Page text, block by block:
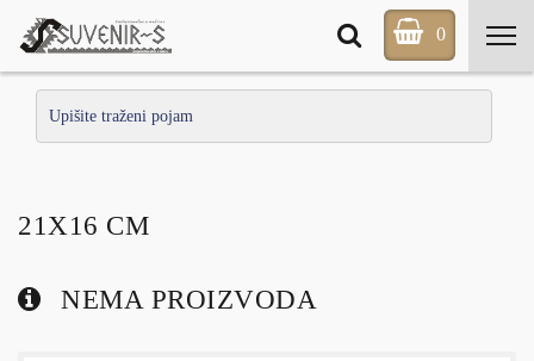
0
21X16 CM
NEMA PROIZVODA